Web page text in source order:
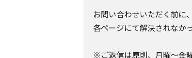
お問い合わせいただく前に
各ページにて解決されなか
※ご返信は原則、月曜～金